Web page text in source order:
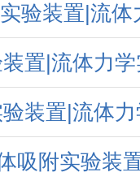
验装置|流
置|流体力
装置|流体
吸附实验装